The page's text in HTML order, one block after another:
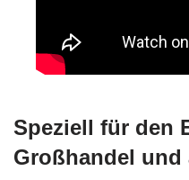
Speziell für den
Großhandel und